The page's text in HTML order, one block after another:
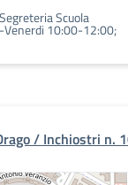
Scuola
Venerdi 10:00-12:00;
/ Inchiostri n.